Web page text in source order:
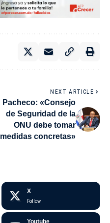
NEXT ARTICLE
Pacheco: «Consejo
de Seguridad de la
ONU debe tomar
medidas concretas»
X
Follow
Youtube